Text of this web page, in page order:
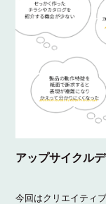
アップサイクル
今回はクリエイティ